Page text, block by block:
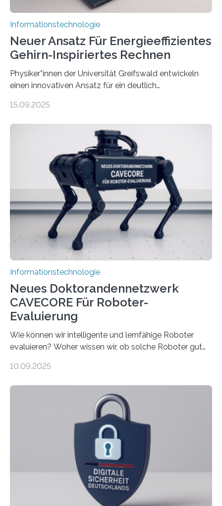
Informationstechnologie
Neuer Ansatz Für Energieeffizientes
Gehirn-Inspiriertes Rechnen
Physiker*innen der Universität Greifswald entwickeln
einen innovativen Ansatz für ein deutlich
Lösungsweg ist inspiriert vom menschlichen Gehirn. Die
stellt die heutige Computertechnik vor
Herausforderungen. Herkömmliche Silizium-
Prozessoren stoßen an ihre Grenzen: Sie verbrauchen
viel Energie, die Speicher- und Verarbeitungseinheiten
sind voneinander getrennt und die Datenübertragung
bremst komplexe Anwendungen aus. Da KI-Modelle
immer größer werden und riesige Datenmengen
verarbeiten müssen, steigt der Bedarf an neuen
Rechenarchitekturen. Neben Quantencomputern
rücken dabei insbesondere…
15.09.2025
Informationstechnologie
Neues Doktorandennetzwerk
CAVECORE Für Roboter-
Evaluierung
Wie können wir intelligente und lernfähige Roboter
evaluieren? Woher wissen wir, ob solche Roboter gut
sich CAVECORE – ein neues Marie Skłodowska-Curie
koordiniert wird. Ab dem 1. September werden sich
über einen Zeitraum von vier Jahren insgesamt 15
Promovierende im Rahmen von CAVECORE mit
kognitiven Robotern beschäftigen – also mit Robotern,
die mittels Sensoren ihre Umgebung erfassen,
Informationen verarbeiten und häufig auch mit…
10.09.2025